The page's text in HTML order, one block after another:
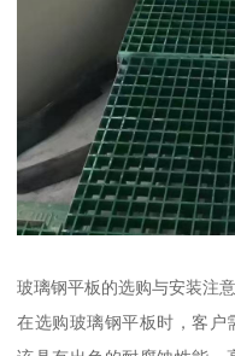
玻璃钢平板的选购与安装注
在选购玻璃钢平板时，客户